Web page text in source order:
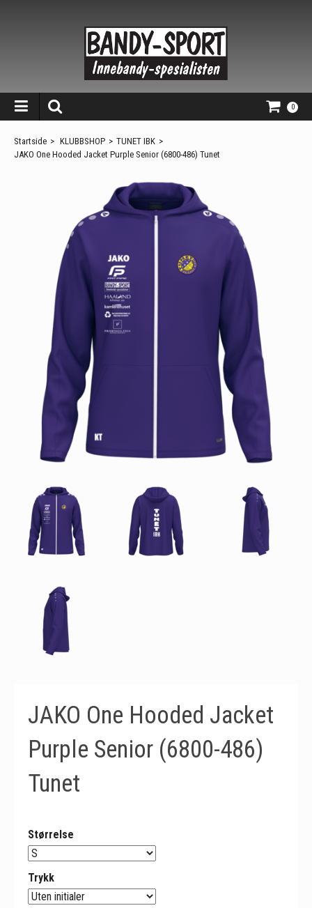
0
Startside > KLUBBSHOP > TUNET IBK >
JAKO One Hooded Jacket Purple Senior (6800-486) Tunet
JAKO One Hooded Jacket
Purple Senior (6800-486)
Tunet
Størrelse
Trykk